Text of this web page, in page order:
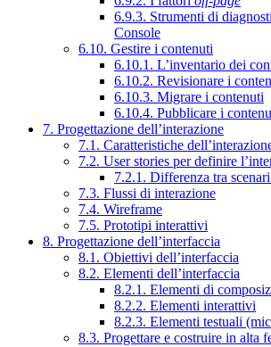
6.9.3. Strumenti di
Console
6.10. Gestire i contenuti
6.10.1. L’inventario dei
6.10.2. Revisionare i
6.10.3. Migrare i contenuti
6.10.4. Pubblicare i
7. Progettazione dell’interazione
7.1. Caratteristiche
7.2. User stories per definire
7.2.1. Differenza tra
7.3. Flussi di interazione
7.4. Wireframe
7.5. Prototipi interattivi
8. Progettazione dell’interfaccia
8.1. Obiettivi dell’interfaccia
8.2. Elementi dell’interfaccia
8.2.1. Elementi di
8.2.2. Elementi interattivi
8.2.3. Elementi testuali
8.3. Progettare e costruire in alta